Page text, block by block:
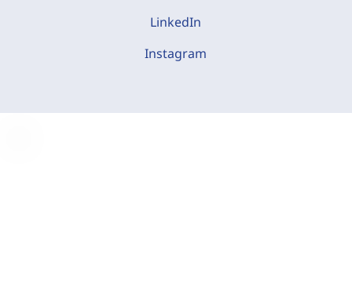
LinkedIn
Instagram